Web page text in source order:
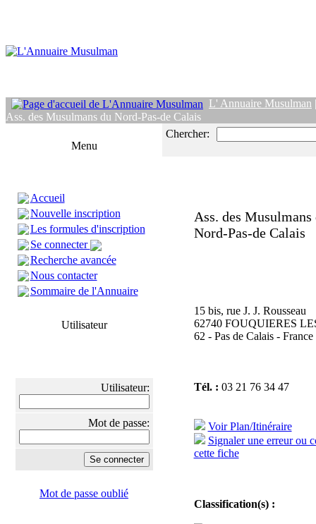
L' Annuaire Musulman
Ass. des Musulmans du Nord-Pas-de Calais
Menu
Accueil
Nouvelle inscription
Les formules d'inscription
Se connecter
Recherche avancée
Nous contacter
Sommaire de l'Annuaire
Utilisateur
Utilisateur:
Mot de passe:
Mot de passe oublié
Chercher:
Ass. des Musulmans
Nord-Pas-de Calais
15 bis, rue J. J. Rousseau
62740 FOUQUIERES
62 - Pas de Calais - France
Tél. : 03 21 76 34 47
Voir Plan/Itinéraire
Signaler une erreur ou
cette fiche
Classification(s) :